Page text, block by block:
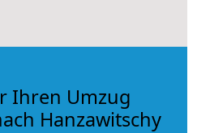
Ihren Umzug
Hanzawitschy